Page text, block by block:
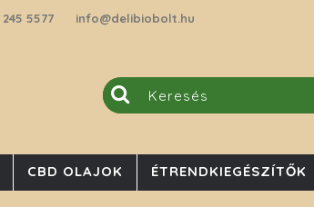
5577 info@delibiobolt.hu
CBD OLAJOK ÉTRENDKIEGÉSZÍTŐK